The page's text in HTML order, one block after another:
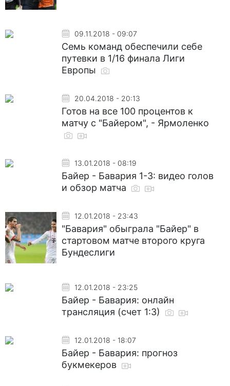
09.11.2018 - 09:07
Семь команд обеспечили себе
путевки в 1/16 финала Лиги
Европы
20.04.2018 - 20:13
Готов на все 100 процентов к
матчу с "Байером", - Ярмоленко
13.01.2018 - 08:19
Байер - Бавария 1-3: видео голов
и обзор матча
12.01.2018 - 23:43
"Бавария" обыграла "Байер" в
стартовом матче второго круга
Бундеслиги
12.01.2018 - 23:25
Байер - Бавария: онлайн
трансляция (счет 1:3)
12.01.2018 - 18:07
Байер - Бавария: прогноз
букмекеров